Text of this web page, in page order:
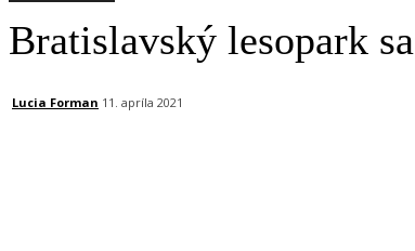
Bratislavský lesopark
Lucia Forman 11. apríla 2021